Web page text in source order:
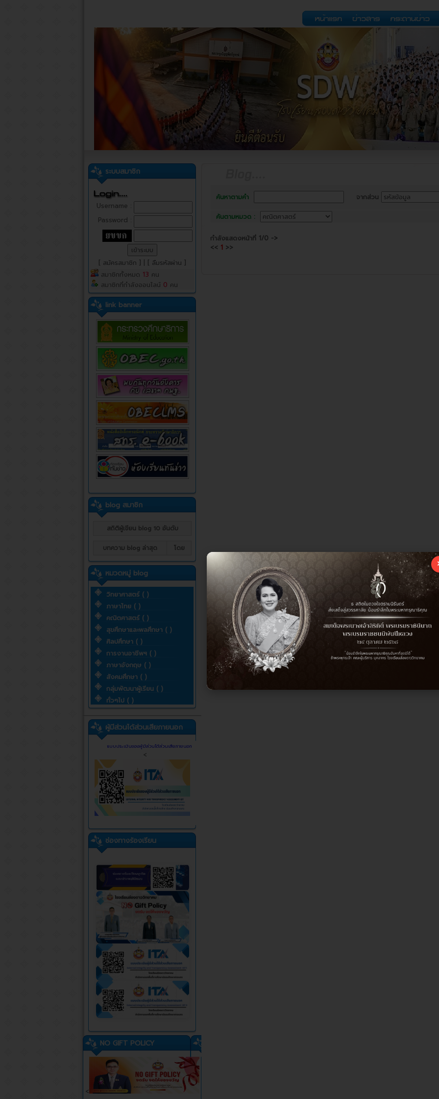
ระบบสมาชิก
Username :
Password :
[ สมัครสมาชิก ]
[ ลืมรหัสผ่าน ]
สมาชิกทั้งหมด 13 คน
สมาชิกที่กำลังออนไลน์ 0 คน
link banner
blog สมาชิก
สถิติผู้เขียน blog 10 อันดับ
บทความ blog ล่าสุด โดย
หมวดหมู่ blog
วิทยาศาสตร์ ( )
ภาษาไทย ( )
คณิตศาสตร์ ( )
สุขศึกษาและพลศึกษา ( )
ศิลปศึกษา ( )
การงานอาชีพฯ ( )
ภาษาอังกฤษ ( )
สังคมศึกษา ( )
กลุ่มพัฒนาผู้เรียน ( )
ทั่วๆไป ( )
ผู้มีส่วนได้ส่วนเสียภายนอก
แบบประเมินของผู้มีส่วนได้ส่วนเสียภายนอก
<
ช่องทางร้องเรียน
NO GIFT POLICY
<
ค้นหาตามคำ จากส่วน
ค้นตามหมวด :
กำลังแสดงหน้าที่ 1/0 ->
<< 1 >>